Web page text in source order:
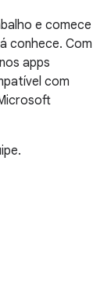
e comece
conhece. Com
apps
com